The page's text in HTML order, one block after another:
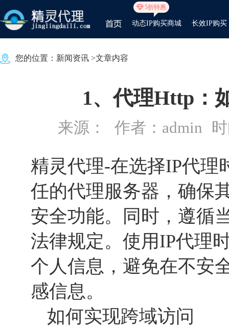
5折特惠
动态IP购买商城 长效IP购买
您的位置： 新闻资讯 >文章内容
1、代理Http：
来源： 作者：admin
精灵代理-在选择IP代理
任的代理服务器，确保
安全功能。同时，遵循
法律规定。使用IP代理
个人信息，避免在不安
感信息。
如何实现跨域访问